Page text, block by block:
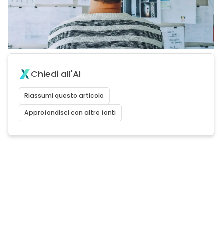
Chiedi all'AI
Riassumi questo articolo
Approfondisci con altre fonti